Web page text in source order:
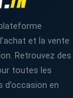
et la vente
Retrouvez des
toutes les
d’occasion en